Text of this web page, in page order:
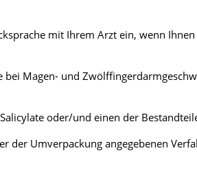
mit Ihrem Arzt ein, wenn
Magen- und
oder/und einen der
Umverpackung angegebenen